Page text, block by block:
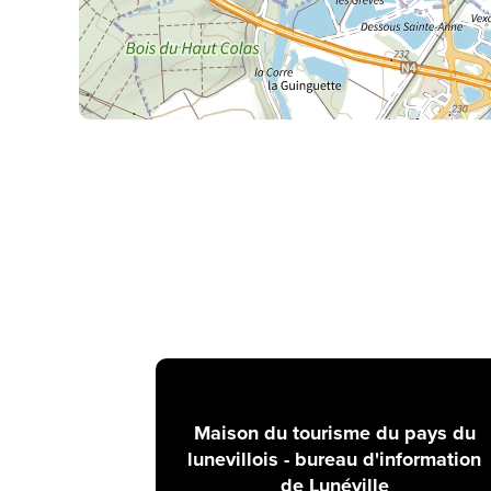
Maison du tourisme du pays du
lunevillois - bureau d'information
de Lunéville